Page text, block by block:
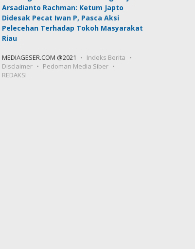
Arsadianto Rachman: Ketum Japto
Didesak Pecat Iwan P, Pasca Aksi
Pelecehan Terhadap Tokoh Masyarakat
Riau
MEDIAGESER.COM @2021
Indeks Berita
Disclaimer
Pedoman Media Siber
REDAKSI